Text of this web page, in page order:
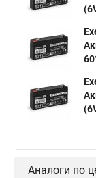
Аналоги по